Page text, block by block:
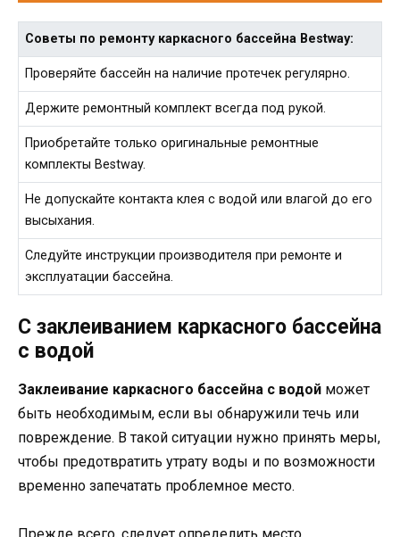
Советы по ремонту каркасного бассейна Bestway:
Проверяйте бассейн на наличие протечек регулярно.
Держите ремонтный комплект всегда под рукой.
Приобретайте только оригинальные ремонтные
комплекты Bestway.
Не допускайте контакта клея с водой или влагой до его
высыхания.
Следуйте инструкции производителя при ремонте и
эксплуатации бассейна.
С заклеиванием каркасного бассейна
с водой
Заклеивание каркасного бассейна с водой может
быть необходимым, если вы обнаружили течь или
повреждение. В такой ситуации нужно принять меры,
чтобы предотвратить утрату воды и по возможности
временно запечатать проблемное место.